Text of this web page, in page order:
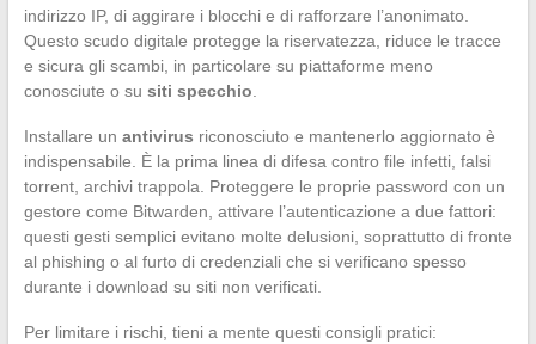
indirizzo IP, di aggirare i blocchi e di rafforzare l’anonimato.
Questo scudo digitale protegge la riservatezza, riduce le tracce
e sicura gli scambi, in particolare su piattaforme meno
conosciute o su siti specchio
Installare un antivirus riconosciuto e mantenerlo aggiornato è
indispensabile. È la prima linea di difesa contro file infetti, falsi
torrent, archivi trappola. Proteggere le proprie password con un
gestore come Bitwarden, attivare l’autenticazione a due fattori:
questi gesti semplici evitano molte delusioni, soprattutto di fronte
al phishing o al furto di credenziali che si verificano spesso
durante i download su siti non verificati.
Per limitare i rischi, tieni a mente questi consigli pratici: